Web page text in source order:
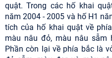
quật. Trong các hố khai
năm 2004 - 2005 và hố H1
tích của hố khai quật về
màu nâu đỏ, màu nâu sẫm
Phần còn lại về phía bắc là